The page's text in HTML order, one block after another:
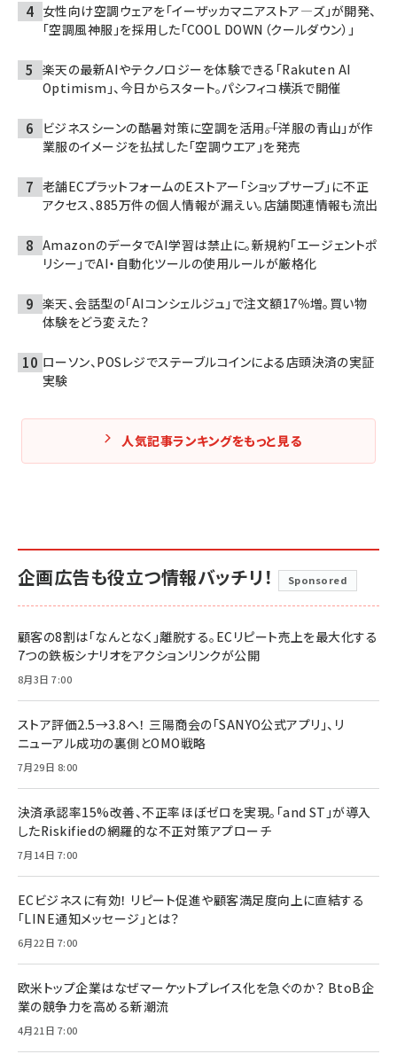
女性向け空調ウェアを「イーザッカマニアストア―ズ」が開発、
「空調風神服」を採用した「COOL DOWN（クールダウン）」
楽天の最新AIやテクノロジーを体験できる「Rakuten AI
Optimism」、今日からスタート。パシフィコ横浜で開催
ビジネスシーンの酷暑対策に空調を活用――。「洋服の青山」が作
業服のイメージを払拭した「空調ウエア」を発売
老舗ECプラットフォームのEストアー「ショップサーブ」に不正
アクセス、885万件の個人情報が漏えい。店舗関連情報も流出
AmazonのデータでAI学習は禁止に。新規約「エージェントポ
リシー」でAI・自動化ツールの使用ルールが厳格化
楽天、会話型の「AIコンシェルジュ」で注文額17％増。買い物
体験をどう変えた？
ローソン、POSレジでステーブルコインによる店頭決済の実証
実験
人気記事ランキングをもっと見る
企画広告も役立つ情報バッチリ！ Sponsored
顧客の8割は「なんとなく」離脱する。ECリピート売上を最大化する
7つの鉄板シナリオをアクションリンクが公開
8月3日 7:00
ストア評価2.5→3.8へ！ 三陽商会の「SANYO公式アプリ」、リ
ニューアル成功の裏側とOMO戦略
7月29日 8:00
決済承認率15%改善、不正率ほぼゼロを実現。「and ST」が導入
したRiskifiedの網羅的な不正対策アプローチ
7月14日 7:00
ECビジネスに有効！ リピート促進や顧客満足度向上に直結する
「LINE通知メッセージ」とは？
6月22日 7:00
欧米トップ企業はなぜマーケットプレイス化を急ぐのか？ BtoB企
業の競争力を高める新潮流
4月21日 7:00